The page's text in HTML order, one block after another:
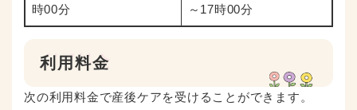
時00分
～17時00分
利用料金
次の利用料金で産後ケアを受けることができます。